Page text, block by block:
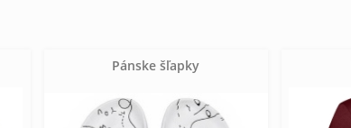
Pánske šľapky